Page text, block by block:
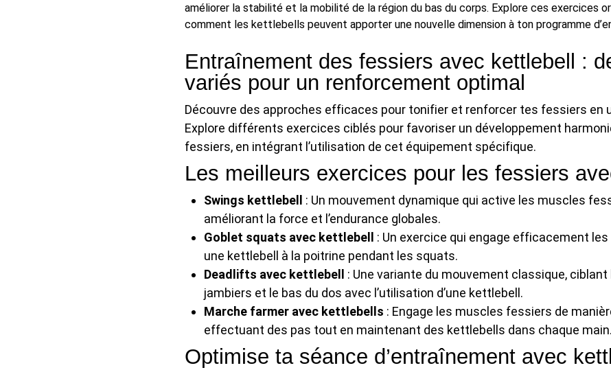
améliorer la stabilité et la mobilité de la région du bas du corps. Explore ces exercices
comment les kettlebells peuvent apporter une nouvelle dimension à ton programme
Entraînement des fessiers avec kettlebell :
variés pour un renforcement optimal
Découvre des approches efficaces pour tonifier et renforcer tes fessiers en
Explore différents exercices ciblés pour favoriser un développement
fessiers, en intégrant l’utilisation de cet équipement spécifique.
Les meilleurs exercices pour les fessiers
Swings kettlebell : Un mouvement dynamique qui active les muscles
améliorant la force et l’endurance globales.
Goblet squats avec kettlebell : Un exercice qui engage efficacement
une kettlebell à la poitrine pendant les squats.
Deadlifts avec kettlebell : Une variante du mouvement classique,
jambiers et le bas du dos avec l’utilisation d’une kettlebell.
Marche farmer avec kettlebells : Engage les muscles fessiers de
effectuant des pas tout en maintenant des kettlebells dans chaque main.
Optimise ta séance d’entraînement avec